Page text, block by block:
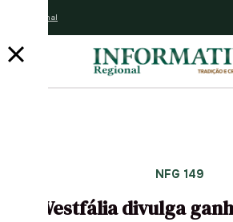
Assine o jornal
NFG 149
Westfália divulga